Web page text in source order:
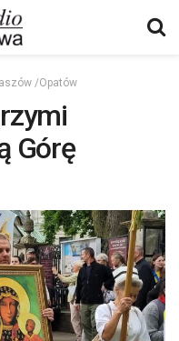
/Opatów
Górę